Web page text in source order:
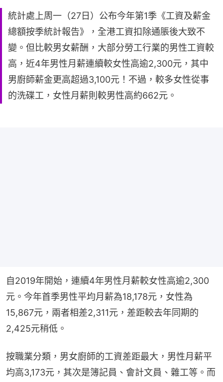
統計處上周一（27日）公布今年第1季《工資及薪金
總額按季統計報告》，全港工資扣除通脹後大致不
變。但比較男女薪酬，大部分勞工行業的男性工資較
高，近4年男性月薪連續較女性高逾2,300元，其中
男廚師薪金更高超過3,100元！不過，較多女性從事
的洗碟工，女性月薪則較男性高約662元。
自2019年開始，連續4年男性月薪較女性高逾2,300
元。今年首季男性平均月薪為18,178元，女性為
15,867元，兩者相差2,311元，差距較去年同期的
2,425元稍低。
按職業分類，男女廚師的工資差距最大，男性月薪平
均高3,173元，其次是簿記員、會計文員、雜工等。而